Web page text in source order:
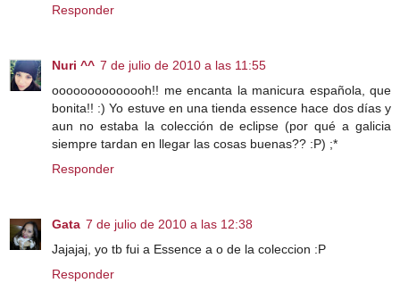
Responder
Nuri ^^ 7 de julio de 2010 a las 11:55
oooooooooooooh!! me encanta la manicura española, que
bonita!! :) Yo estuve en una tienda essence hace dos días y
aun no estaba la colección de eclipse (por qué a galicia
siempre tardan en llegar las cosas buenas?? :P) ;*
Responder
Gata 7 de julio de 2010 a las 12:38
Jajajaj, yo tb fui a Essence a o de la coleccion :P
Responder